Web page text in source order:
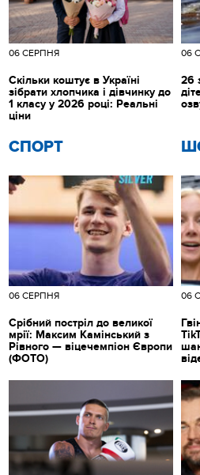
СПОРТ
06 СЕРПНЯ
Срібний постріл до великої
мрії: Максим Камінський з
Рівного — віцечемпіон Європи
(ФОТО)
06
06 СЕРПНЯ
Скільки коштує в Україні
зібрати хлопчика і дівчинку до
1 класу у 2026 році: Реальні
ціни
06
26